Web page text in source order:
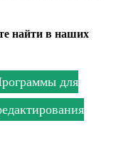
найти в наших
для